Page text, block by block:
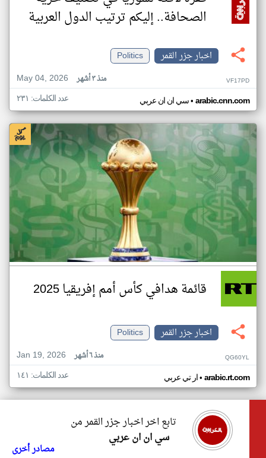
الصحافة.. إليكم ترتيب الدول العربية
اخبار جزر القمر
Politics
May 04, 2026
منذ ٣ أشهر VF17PD
سي ان ان عربي• arabic.cnn.com عدد الكلمات: ٢٣١
قائمة هدافي كأس أمم إفريقيا 2025
اخبار جزر القمر
Politics
Jan 19, 2026
منذ ٦ أشهر QG60YL
ار تي عربي• arabic.rt.com عدد الكلمات: ١٤١
تابع اخر اخبار جزر القمر من
سي ان ان عربي
مصادر أخرى